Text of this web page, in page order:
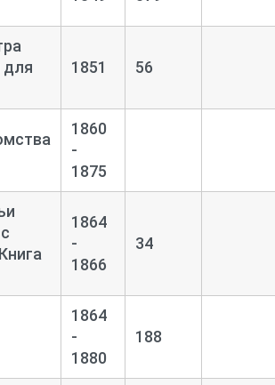
для
1851 56
1860
-
1875
1864
-
1866
34
1864
-
1880
188